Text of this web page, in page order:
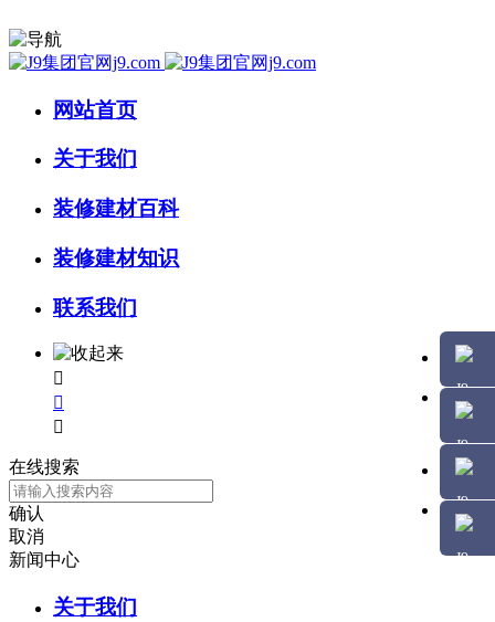
网站首页
关于我们
装修建材百科
装修建材知识
联系我们



在线搜索
确认
取消
新闻中心
关于我们